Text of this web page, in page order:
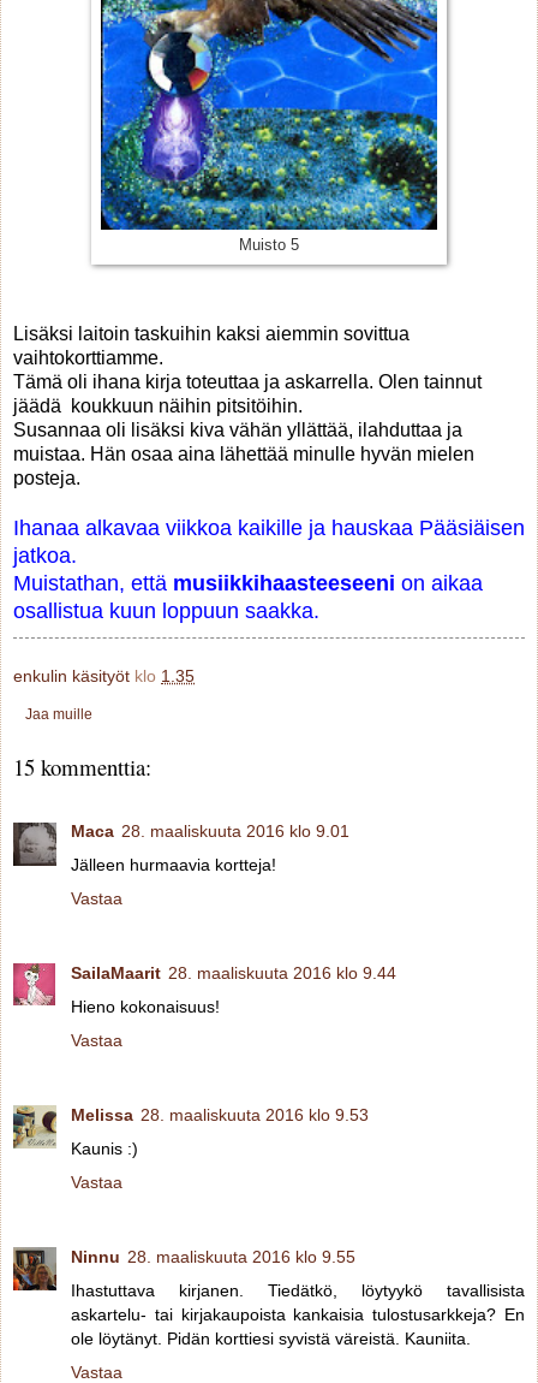
Muisto 5
Lisäksi laitoin taskuihin kaksi aiemmin sovittua
vaihtokorttiamme.
Tämä oli ihana kirja toteuttaa ja askarrella. Olen tainnut
jäädä koukkuun näihin pitsitöihin.
Susannaa oli lisäksi kiva vähän yllättää, ilahduttaa ja
muistaa. Hän osaa aina lähettää minulle hyvän mielen
posteja.
Ihanaa alkavaa viikkoa kaikille ja hauskaa Pääsiäisen
jatkoa.
Muistathan, että musiikkihaasteeseeni on aikaa
osallistua kuun loppuun saakka.
enkulin käsityöt klo 1.35
Jaa muille
15 kommenttia:
Maca 28. maaliskuuta 2016 klo 9.01
Jälleen hurmaavia kortteja!
Vastaa
SailaMaarit 28. maaliskuuta 2016 klo 9.44
Hieno kokonaisuus!
Vastaa
Melissa 28. maaliskuuta 2016 klo 9.53
Kaunis :)
Vastaa
Ninnu 28. maaliskuuta 2016 klo 9.55
Ihastuttava kirjanen. Tiedätkö, löytyykö tavallisista
askartelu- tai kirjakaupoista kankaisia tulostusarkkeja? En
ole löytänyt. Pidän korttiesi syvistä väreistä. Kauniita.
Vastaa